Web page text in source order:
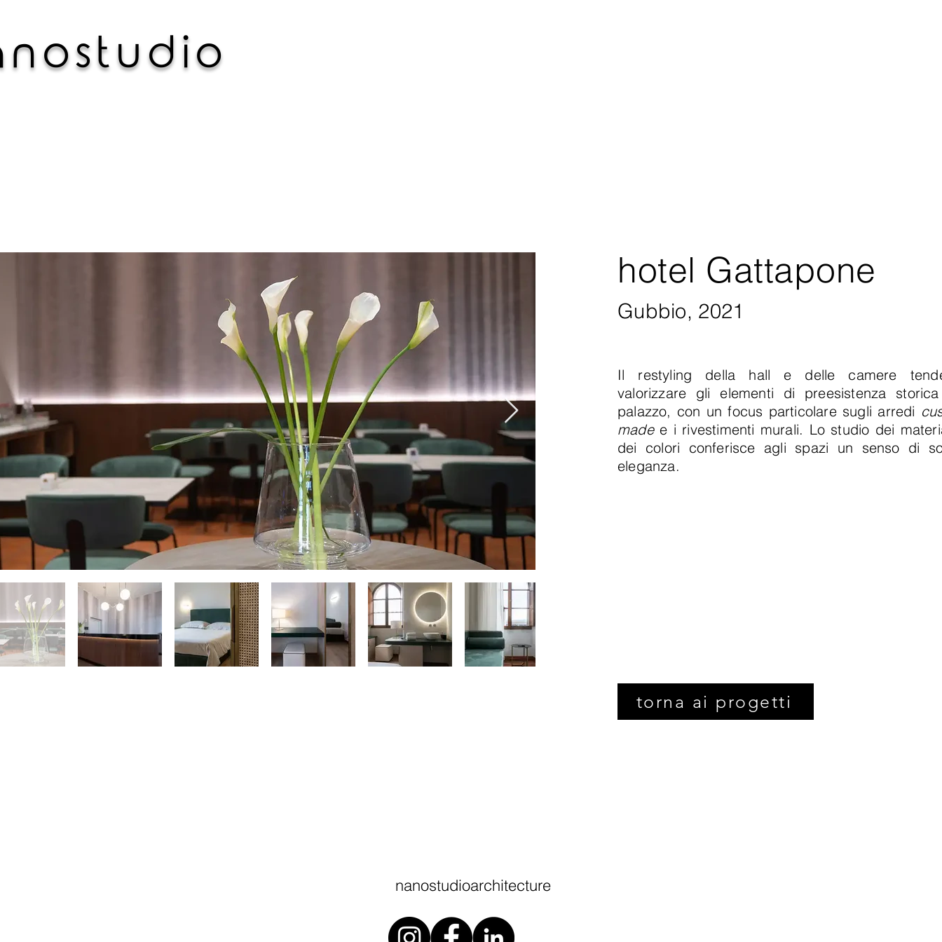
o s t u d i o
hotel Gattapone
Gubbio, 2021
Il restyling della hall e delle camere
valorizzare gli elementi di preesistenza
palazzo, con un focus particolare sugli arredi
made e i rivestimenti murali. Lo studio dei
dei colori conferisce agli spazi un senso di
eleganza.
torna ai progetti
nanostudioarchitecture